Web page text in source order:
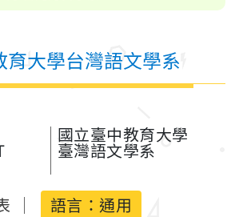
育大學台灣語文學系
國立臺中教育大學
臺灣語文學系
語言： 通用